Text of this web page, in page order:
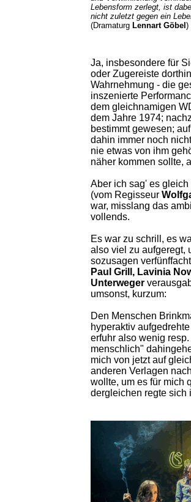
Lebensform zerlegt, ist
nicht zuletzt gegen ein
(Dramaturg Lennart Göbel )
Ja, insbesondere für
oder Zugereiste
Wahrnehmung - die
inszenierte
dem gleichnamigen
dem Jahre 1974;
bestimmt gewesen;
dahin immer noch
nie etwas von ihm
näher kommen sollte,
Aber ich sag' es
(vom Regisseur
war, misslang das
vollends.
Es war zu schrill, es
also viel zu aufgeregt,
sozusagen
Paul Grill, Lavinia
Unterweger
umsonst, kurzum:
Den Menschen
hyperaktiv
erfuhr also wenig
menschlich"
mich von jetzt auf
anderen Verlagen
wollte, um es für mich
dergleichen regte sich